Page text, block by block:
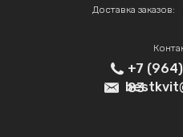
Доставка заказов:
+7
83